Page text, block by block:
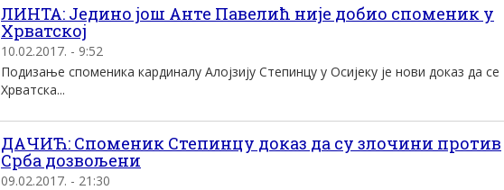
ЛИНТА: Једино још Анте Павелић није добио споменик у
Хрватској
10.02.2017. - 9:52
Подизање споменика кардиналу Алојзију Степинцу у Осијеку је нови доказ да се
Хрватска...
ДАЧИЋ: Споменик Степинцу доказ да су злочини против
Срба дозвољени
09.02.2017. - 21:30